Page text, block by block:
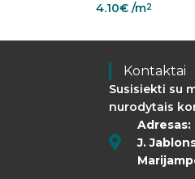
4.10€ /m2
Kontaktai
Susisiekti su
nurodytais
Adresas:
J.